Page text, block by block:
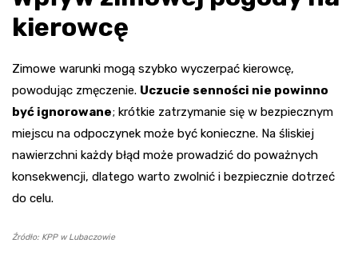
kierowcę
Zimowe warunki mogą szybko wyczerpać kierowcę,
powodując zmęczenie. Uczucie senności nie powinno
być ignorowane; krótkie zatrzymanie się w bezpiecznym
miejscu na odpoczynek może być konieczne. Na śliskiej
nawierzchni każdy błąd może prowadzić do poważnych
konsekwencji, dlatego warto zwolnić i bezpiecznie dotrzeć
do celu.
Źródło: KPP w Lubaczowie